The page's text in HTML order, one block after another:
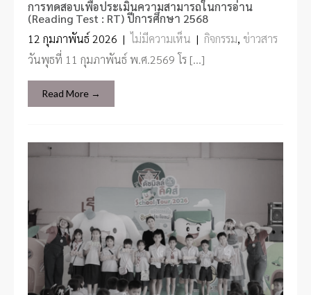
การทดสอบเพื่อประเมินความสามารถในการอ่าน
(Reading Test : RT) ปีการศึกษา​ 2568
12 กุมภาพันธ์ 2026 | ไม่มีความเห็น | กิจกรรม, ข่าวสาร
วันพุธที่ 11 กุมภาพันธ์ พ.ศ.2569 โร […]
Read More →